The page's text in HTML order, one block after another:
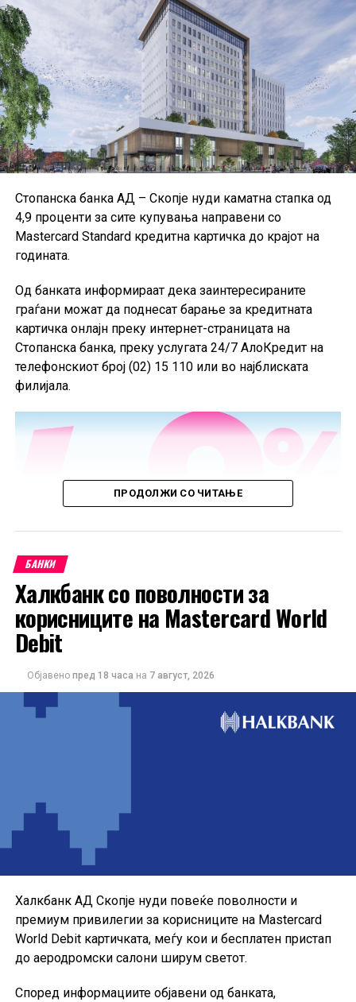
ликвидноста и финансирањето, квалитетот на
активата, капиталната адекватност и солвентноста.
ЕЦБ посочува дека повеќето институции ги
применуваат Меѓународните стандарди за
финансиско известување и техничките стандарди на
Европската банкарска управа, иако дел од малите и
средните институции користат национални
сметководствени стандарди.
Поради недостапност на податоците за Данска за
првиот квартал од 2026 година, при пресметката на
агрегатните податоци за ЕУ биле користени
податоците од четвртиот квартал од 2025 година, а кај
одредени показатели и податоци од првиот квартал
од 2025 година.
Стопанска банка АД – Скопје нуди каматна стапка од
4,9 проценти за сите купувања направени со
Mastercard Standard кредитна картичка до крајот на
годината.
Од банката информираат дека заинтересираните
граѓани можат да поднесат барање за кредитната
картичка онлајн преку интернет-страницата на
Стопанска банка, преку услугата 24/7 АлоКредит на
телефонскиот број (02) 15 110 или во најблиската
филијала.
Понудата е наменета за корисниците кои сакаат да ги
користат можностите на кредитната картичка за
своите секојдневни и летни купувања, со промотивна
ПРОДОЛЖИ СО ЧИТАЊЕ
БАНКИ
Халкбанк со поволности за
корисниците на Mastercard World
Debit
Објавено пред 18 часа на 7 август, 2026
Халкбанк АД Скопје нуди повеќе поволности и
премиум привилегии за корисниците на Mastercard
World Debit картичката, меѓу кои и бесплатен пристап
до аеродромски салони ширум светот.
Според информациите објавени од банката,